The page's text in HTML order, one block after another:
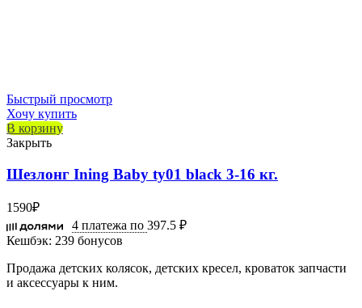
Быстрый просмотр
Хочу купить
В корзину
Закрыть
Шезлонг Ining Baby ty01 black 3-16 кг.
1590₽
4 платежа по 397.5 ₽
Кешбэк: 239 бонусов
Продажа детских колясок, детских кресел, кроваток запчасти
и аксессуары к ним.